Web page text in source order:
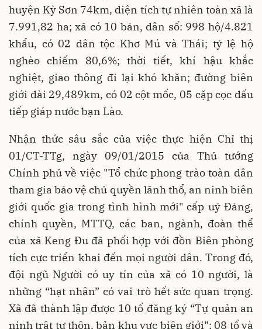
huyện Kỳ Sơn 74km, diện tích tự nhiên toàn xã là
7.991,82 ha; xã có 10 bản, dân số: 998 hộ/4.821
khẩu, có 02 dân tộc Khơ Mú và Thái; tỷ lệ hộ
nghèo chiếm 80,6%; thời tiết, khí hậu khắc
nghiệt, giao thông đi lại khó khăn; đường biên
giới dài 29,489km, có 02 cột mốc, 05 cặp cọc dấu
tiếp giáp nước bạn Lào.
Nhận thức sâu sắc của việc thực hiện Chỉ thị
01/CT-TTg, ngày 09/01/2015 của Thủ tướng
Chính phủ về việc "Tổ chức phong trào toàn dân
tham gia bảo vệ chủ quyền lãnh thổ, an ninh biên
giới quốc gia trong tình hình mới" cấp uỷ Đảng,
chính quyền, MTTQ, các ban, ngành, đoàn thể
của xã Keng Đu đã phối hợp với đồn Biên phòng
tích cực triển khai đến mọi người dân. Trong đó,
đội ngũ Người có uy tín của xã có 10 người, là
những “hạt nhân” có vai trò hết sức quan trọng.
Xã đã thành lập được 10 tổ đăng ký “Tự quản an
ninh trật tự thôn, bản khu vực biên giới”; 08 tổ và